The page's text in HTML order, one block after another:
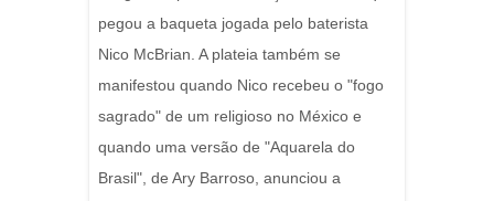
pegou a baqueta jogada pelo baterista
Nico McBrian. A plateia também se
manifestou quando Nico recebeu o "fogo
sagrado" de um religioso no México e
quando uma versão de "Aquarela do
Brasil", de Ary Barroso, anunciou a